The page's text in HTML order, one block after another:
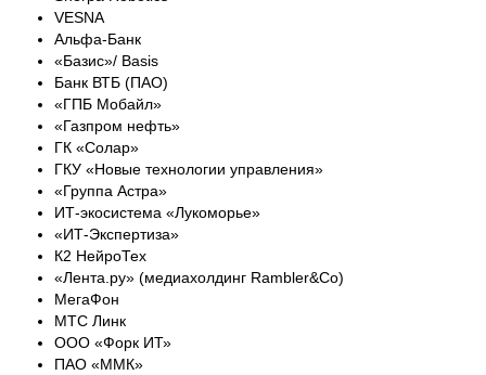
VESNA
Альфа-Банк
«Базис»/ Basis
Банк ВТБ (ПАО)
«ГПБ Мобайл»
«Газпром нефть»
ГК «Солар»
ГКУ «Новые технологии управления»
«Группа Астра»
ИТ-экосистема «Лукоморье»
«ИТ-Экспертиза»
К2 НейроТех
«Лента.ру» (медиахолдинг Rambler&Co)
МегаФон
МТС Линк
ООО «Форк ИТ»
ПАО «ММК»